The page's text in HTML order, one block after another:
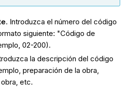
. Introduzca el número del código
siguiente: "Código de
02-200).
la descripción del código
preparación de la obra,
etc.